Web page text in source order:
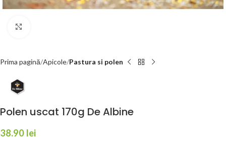
Prima pagină Apicole Pastura si polen
Polen uscat 170g De Albine
38.90 lei